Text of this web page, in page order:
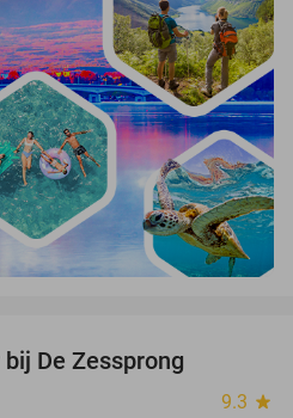
De Zessprong
9.3 star